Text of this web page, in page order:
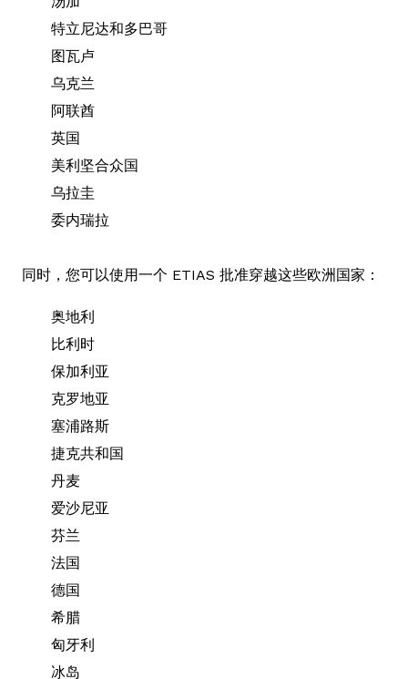
特立尼达和多巴哥
图瓦卢
乌克兰
阿联酋
英国
美利坚合众国
乌拉圭
委内瑞拉
同时，您可以使用一个 ETIAS 批准穿越这些欧洲国家：
奥地利
比利时
保加利亚
克罗地亚
塞浦路斯
捷克共和国
丹麦
爱沙尼亚
芬兰
法国
德国
希腊
匈牙利
冰岛